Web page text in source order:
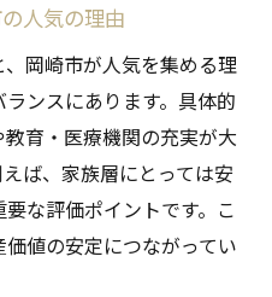
を最大化する査定ポイ
動産市場動向
く岡崎市の最新市場動
の売買傾向を査定で分
人気の理由
岡崎市が人気を集める理
ンスにあります。具体的
育・医療機関の充実が大
ば、家族層にとっては安
な評価ポイントです。こ
値の安定につながってい